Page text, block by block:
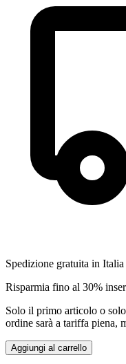
Spedizione gratuita in
Risparmia fino al 30%
Solo il primo articolo o
ordine sarà a tariffa piena,
Aggiungi al carrello